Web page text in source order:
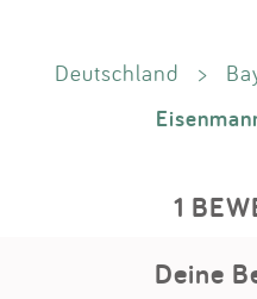
Deutschland >
1
Deine